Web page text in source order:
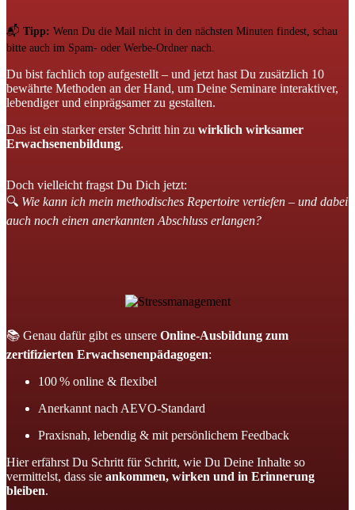
📬 Tipp: Wenn Du die Mail nicht in den nächsten Minuten findest, schau
bitte auch im Spam- oder Werbe-Ordner nach.
Du bist fachlich top aufgestellt – und jetzt hast Du zusätzlich 10
bewährte Methoden an der Hand, um Deine Seminare interaktiver,
lebendiger und einprägsamer zu gestalten.
Das ist ein starker erster Schritt hin zu wirklich wirksamer
Erwachsenenbildung.
Doch vielleicht fragst Du Dich jetzt:
🔍 Wie kann ich mein methodisches Repertoire vertiefen – und dabei
auch noch einen anerkannten Abschluss erlangen?
📚 Genau dafür gibt es unsere Online-Ausbildung zum
zertifizierten Erwachsenenpädagogen:
100 % online & flexibel
Anerkannt nach AEVO-Standard
Praxisnah, lebendig & mit persönlichem Feedback
Hier erfährst Du Schritt für Schritt, wie Du Deine Inhalte so
vermittelst, dass sie ankommen, wirken und in Erinnerung
bleiben.